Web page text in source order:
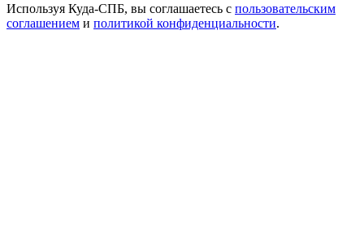
Используя Куда-СПБ, вы соглашаетесь с пользовательским
соглашением и политикой конфиденциальности.